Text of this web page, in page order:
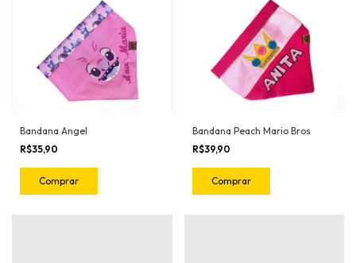
Bandana Angel
R$35,90
Comprar
Bandana Peach Mario Bros
R$39,90
Comprar